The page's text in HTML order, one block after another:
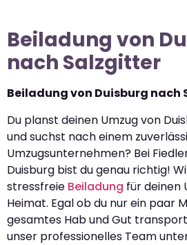
Beiladung von
nach Salzgitter
Beiladung von Duisburg nach
Du planst deinen Umzug von
und suchst nach einem
Umzugsunternehmen? Bei
Duisburg bist du genau richtig!
stressfreie Beiladung für deinen
Heimat. Egal ob du nur ein paar
gesamtes Hab und Gut
unser professionelles Team